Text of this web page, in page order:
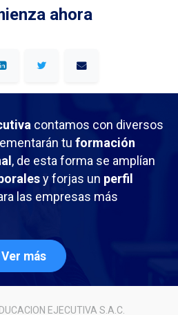
ahora
contamos con diversos
tu formación
, de esta forma se amplían
y forjas un perfil
las empresas más
Ver más
EJECUTIVA S.A.C.